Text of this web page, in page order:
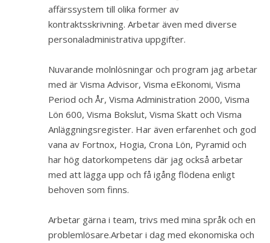
affärssystem till olika former av
kontraktsskrivning. Arbetar även med diverse
personaladministrativa uppgifter.
Nuvarande molnlösningar och program jag arbetar
med är Visma Advisor, Visma eEkonomi, Visma
Period och År, Visma Administration 2000, Visma
Lön 600, Visma Bokslut, Visma Skatt och Visma
Anläggningsregister. Har även erfarenhet och god
vana av Fortnox, Hogia, Crona Lön, Pyramid och
har hög datorkompetens där jag också arbetar
med att lägga upp och få igång flödena enligt
behoven som finns.
Arbetar gärna i team, trivs med mina språk och en
problemlösare.Arbetar i dag med ekonomiska och